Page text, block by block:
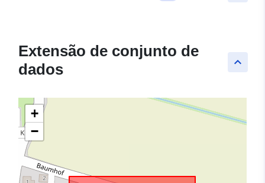
keyboard_arrow_up
Extensão de conjunto de
dados
+
−